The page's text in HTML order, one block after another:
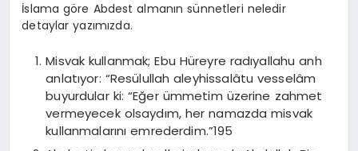
İslama göre Abdest almanın sünnetleri neledir
detaylar yazımızda.
Misvak kullanmak; Ebu Hüreyre radıyallahu anh
anlatıyor: “Resülullah aleyhissalâtu vesselâm
buyurdular ki: “Eğer ümmetim üzerine zahmet
vermeyecek olsaydım, her namazda misvak
kullanmalarını emrederdim.”195